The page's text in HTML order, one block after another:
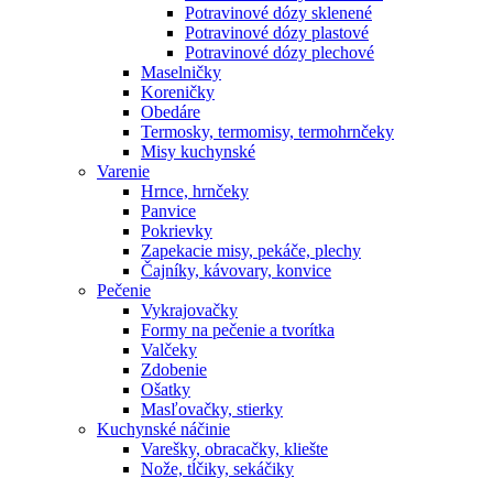
Potravinové dózy sklenené
Potravinové dózy plastové
Potravinové dózy plechové
Maselničky
Koreničky
Obedáre
Termosky, termomisy, termohrnčeky
Misy kuchynské
Varenie
Hrnce, hrnčeky
Panvice
Pokrievky
Zapekacie misy, pekáče, plechy
Čajníky, kávovary, konvice
Pečenie
Vykrajovačky
Formy na pečenie a tvorítka
Valčeky
Zdobenie
Ošatky
Masľovačky, stierky
Kuchynské náčinie
Varešky, obracačky, kliešte
Nože, tĺčiky, sekáčiky